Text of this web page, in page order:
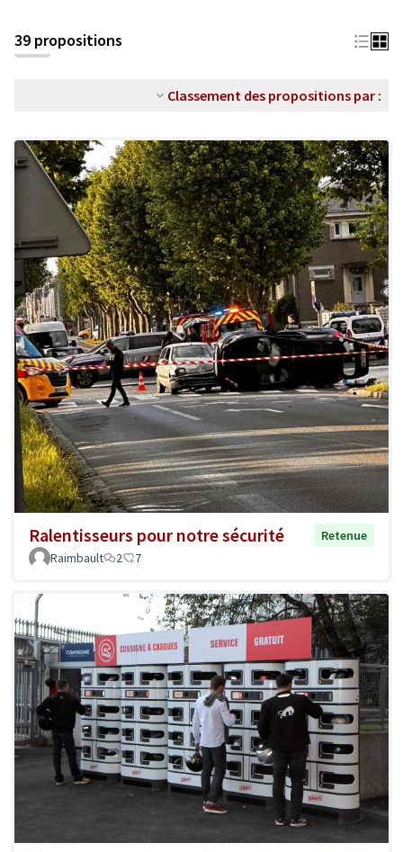
39 propositions
Classement des propositions par :
Ralentisseurs pour notre sécurité
Retenue
Raimbault
2 7